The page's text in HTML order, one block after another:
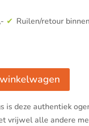
Ruilen/retour
is deze authentiek
vrijwel alle andere